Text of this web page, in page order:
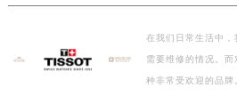
在我们日常生活中，
需要维修的情况。
种非常受欢迎的品